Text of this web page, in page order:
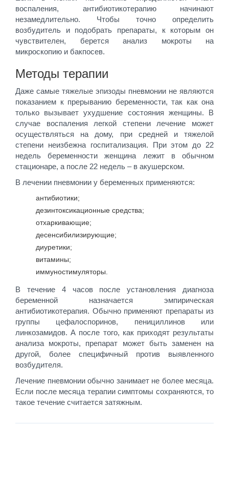
воспаления, антибиотикотерапию начинают
незамедлительно. Чтобы точно определить
возбудитель и подобрать препараты, к которым он
чувствителен, берется анализ мокроты на
микроскопию и бакпосев.
Методы терапии
Даже самые тяжелые эпизоды пневмонии не являются
показанием к прерыванию беременности, так как она
только вызывает ухудшение состояния женщины. В
случае воспаления легкой степени лечение может
осуществляться на дому, при средней и тяжелой
степени неизбежна госпитализация. При этом до 22
недель беременности женщина лежит в обычном
стационаре, а после 22 недель – в акушерском.
В лечении пневмонии у беременных применяются:
антибиотики;
дезинтоксикационные средства;
отхаркивающие;
десенсибилизирующие;
диуретики;
витамины;
иммуностимуляторы.
В течение 4 часов после установления диагноза
беременной назначается эмпирическая
антибиотикотерапия. Обычно применяют препараты из
группы цефалоспоринов, пенициллинов или
линкозамидов. А после того, как приходят результаты
анализа мокроты, препарат может быть заменен на
другой, более специфичный против выявленного
возбудителя.
Лечение пневмонии обычно занимает не более месяца.
Если после месяца терапии симптомы сохраняются, то
такое течение считается затяжным.